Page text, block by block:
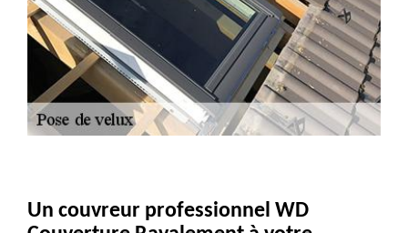
Un couvreur professionnel WD